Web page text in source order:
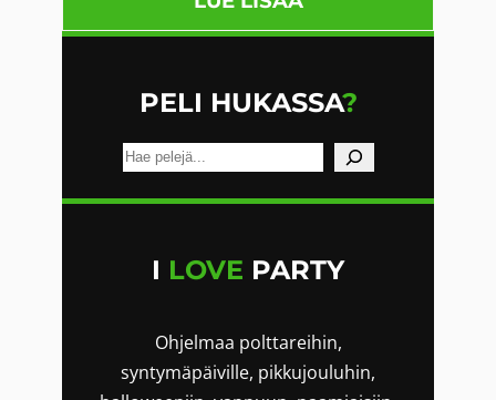
T
S
P
I
R
R
Ä
A
R
V
PELI HUKASSA?
E
I LOVE PARTY
Ohjelmaa polttareihin,
syntymäpäiville, pikkujouluhin,